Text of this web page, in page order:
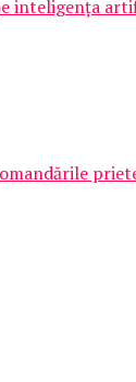
inteligența